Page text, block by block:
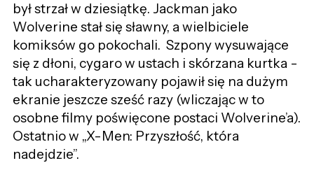
był strzał w dziesiątkę. Jackman jako
Wolverine stał się sławny, a wielbiciele
komiksów go pokochali. Szpony wysuwające
się z dłoni, cygaro w ustach i skórzana kurtka -
tak ucharakteryzowany pojawił się na dużym
ekranie jeszcze sześć razy (wliczając w to
osobne filmy poświęcone postaci Wolverine’a).
Ostatnio w „X-Men: Przyszłość, która
nadejdzie”.